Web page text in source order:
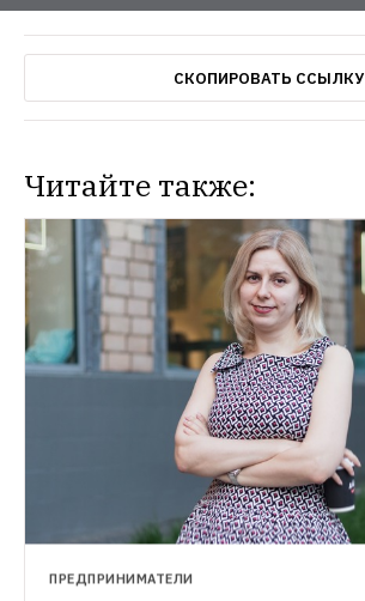
СКОПИРОВАТЬ ССЫЛКУ
Читайте также:
ПРЕДПРИНИМАТЕЛИ